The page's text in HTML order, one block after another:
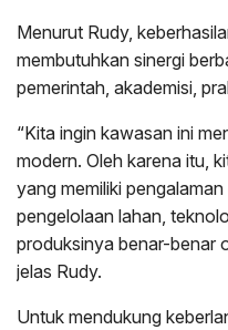
Menurut Rudy,
membutuhkan sinergi
pemerintah, akademisi,
“Kita ingin kawasan ini
modern. Oleh karena itu,
yang memiliki
pengelolaan lahan,
produksinya benar-benar
jelas Rudy.
Untuk mendukung